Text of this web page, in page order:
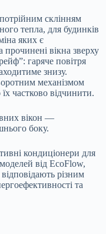
склінням
тепла, для будинків
яких є
прочинені вікна зверху
гаряче повітря
знизу.
механізмом
частково відчинити.
вікон —
боку.
кондиціонери для
від EcoFlow,
різним
та